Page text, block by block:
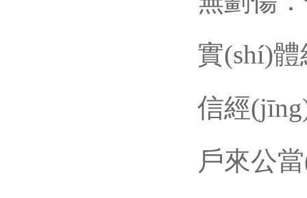
實(shí)
信經
戶來公